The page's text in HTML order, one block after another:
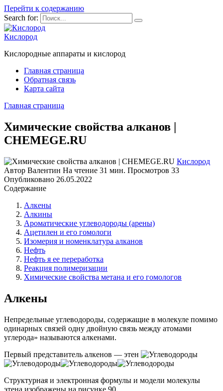
Перейти к содержанию
Search for:
Кислород
Кислородные аппараты и кислород
Главная страница
Обратная связь
Карта сайта
Главная страница
Химические свойства алканов |
CHEMEGE.RU
Кислород
Автор Валентин На чтение 31 мин. Просмотров 33
Опубликовано 26.05.2022
Содержание
Алкены
Алкины
Ароматические углеводороды (арены)
Ацетилен и его гомологи
Изомерия и номенклатура алканов
Нефть
Нефть я ее переработка
Реакция полимеризации
Химические свойства метана и его гомологов
Алкены
Непредельные углеводороды, содержащие в молекуле помимо
одинарных связей одну двойную связь между атомами
углерода» называются алкенами.
Первый представитель алкенов — этен
Структурная и электронная формулы и модели молекулы
этена изображены на рисунке 90.